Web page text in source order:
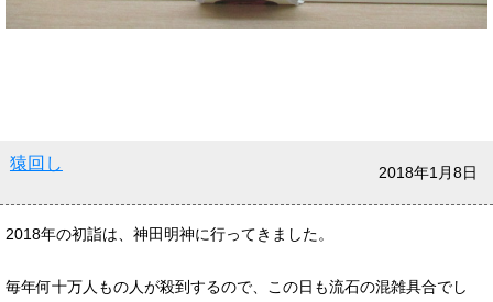
猿回し 2018年1月8日
2018年の初詣は、神田明神に行ってきました。
毎年何十万人もの人が殺到するので、この日も流石の混雑具合でし